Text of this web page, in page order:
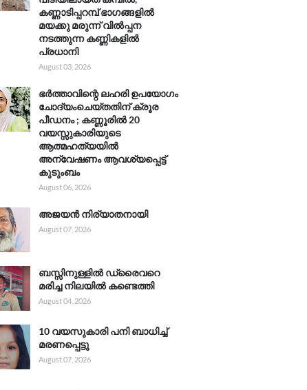
കണ്ണാടിപ്പറമ്പ് ഭാഗങ്ങളിൽ
മയക്കു മരുന്ന് വിൽപ്പന
നടത്തുന്ന കണ്ണികളിൽ
പ്രധാനി
August 03, 2026
ഭർത്താവിന്റെ ലഹരി ഉപയോഗം
ചോദ്യംചെയ്തതിന് ക്രൂര
പീഡനം ; കണ്ണൂരിൽ 20
വയസ്സുകാരിയുടെ
ആത്മഹത്യയിൽ
അന്വേഷണം ആവശ്യപ്പെട്ട്
കുടുംബം
August 06, 2026
അജയൻ നിര്യാതനായി
August 07, 2026
ബസ്സിനുള്ളിൽ ഡ്രൈവറെ
മരിച്ച നിലയിൽ കണ്ടെത്തി
August 04, 2026
10 വയസുകാരി പനി ബാധിച്ച്
മരണപ്പെട്ടു
August 07, 2026